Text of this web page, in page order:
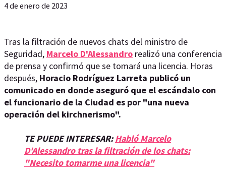
4 de enero de 2023
Tras la filtración de nuevos chats del ministro de
Seguridad, Marcelo D'Alessandro realizó una conferencia
de prensa y confirmó que se tomará una licencia. Horas
después, Horacio Rodríguez Larreta publicó un
comunicado en donde aseguró que el escándalo con
el funcionario de la Ciudad es por "una nueva
operación del kirchnerismo".
TE PUEDE INTERESAR:Habló Marcelo
D'Alessandro tras la filtración de los chats:
"Necesito tomarme una licencia"